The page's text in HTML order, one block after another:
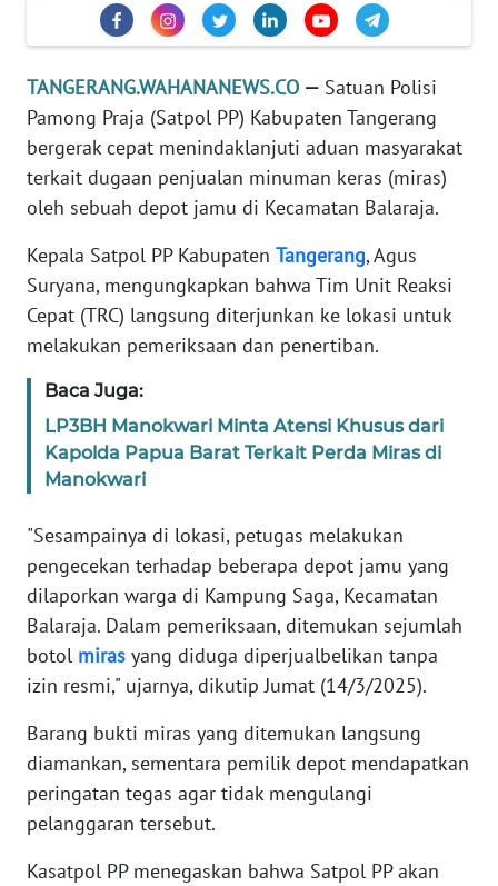
TANGERANG.WAHANANEWS.CO — Satuan Polisi
Pamong Praja (Satpol PP) Kabupaten Tangerang
bergerak cepat menindaklanjuti aduan masyarakat
terkait dugaan penjualan minuman keras (miras)
oleh sebuah depot jamu di Kecamatan Balaraja.
Kepala Satpol PP Kabupaten Tangerang, Agus
Suryana, mengungkapkan bahwa Tim Unit Reaksi
Cepat (TRC) langsung diterjunkan ke lokasi untuk
melakukan pemeriksaan dan penertiban.
Baca Juga:
LP3BH Manokwari Minta Atensi Khusus dari
Kapolda Papua Barat Terkait Perda Miras di
Manokwari
"Sesampainya di lokasi, petugas melakukan
pengecekan terhadap beberapa depot jamu yang
dilaporkan warga di Kampung Saga, Kecamatan
Balaraja. Dalam pemeriksaan, ditemukan sejumlah
botol miras yang diduga diperjualbelikan tanpa
izin resmi," ujarnya, dikutip Jumat (14/3/2025).
Barang bukti miras yang ditemukan langsung
diamankan, sementara pemilik depot mendapatkan
peringatan tegas agar tidak mengulangi
pelanggaran tersebut.
Kasatpol PP menegaskan bahwa Satpol PP akan
KARIR
DISCLAIMER
News
Regional
WN
SUMUT
WN
JAKARTA
WN
BANTEN
WN
NTT
WN
KEPRI
WN